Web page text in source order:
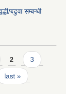
बढुवा सम्बन्धी
2 3
last »